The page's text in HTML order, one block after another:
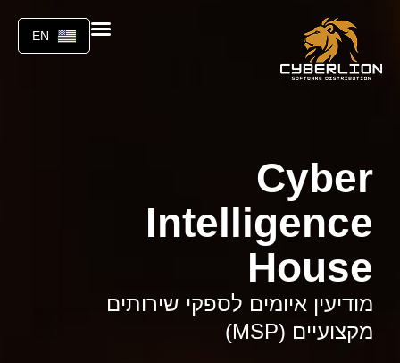
EN
Cyber
Intelligence
House
מודיעין איומים לספקי שירותים
מקצועיים (MSP)